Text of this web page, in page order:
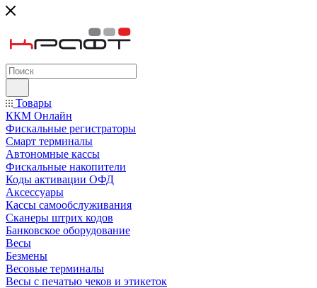
Товары
ККМ Онлайн
Фискальные регистраторы
Смарт терминалы
Автономные кассы
Фискальные накопители
Коды активации ОФД
Аксессуары
Кассы самообслуживания
Сканеры штрих кодов
Банковское оборудование
Весы
Безмены
Весовые терминалы
Весы с печатью чеков и этикеток